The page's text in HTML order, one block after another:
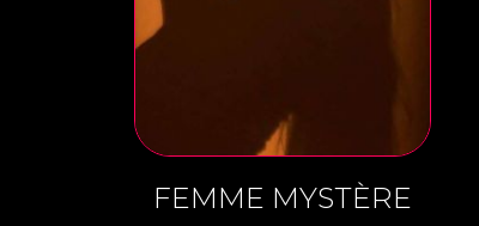
FEMME MYSTÈRE